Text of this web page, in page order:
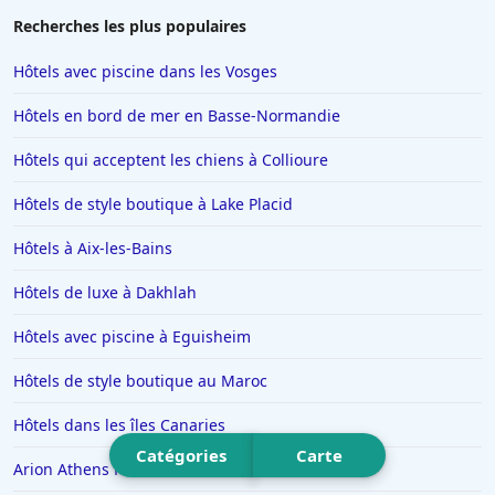
Hôtels en Savoie
Hôtels à Saint-Martin-de-Belleville
Hôtels à Chamonix-Mont-Blanc
Hôtels à Los Angeles
Hôtels à Genève
Hôtels à Drancy
Hôtels à Sydney
Hôtels à Pornic
Catégories Carte
Recherches les plus populaires
Hôtels avec piscine dans les Vosges
Hôtels en bord de mer en Basse-Normandie
Hôtels qui acceptent les chiens à Collioure
Hôtels de style boutique à Lake Placid
Hôtels à Aix-les-Bains
Hôtels de luxe à Dakhlah
Hôtels avec piscine à Eguisheim
Hôtels de style boutique au Maroc
Hôtels dans les îles Canaries
Arion Athens Hotel